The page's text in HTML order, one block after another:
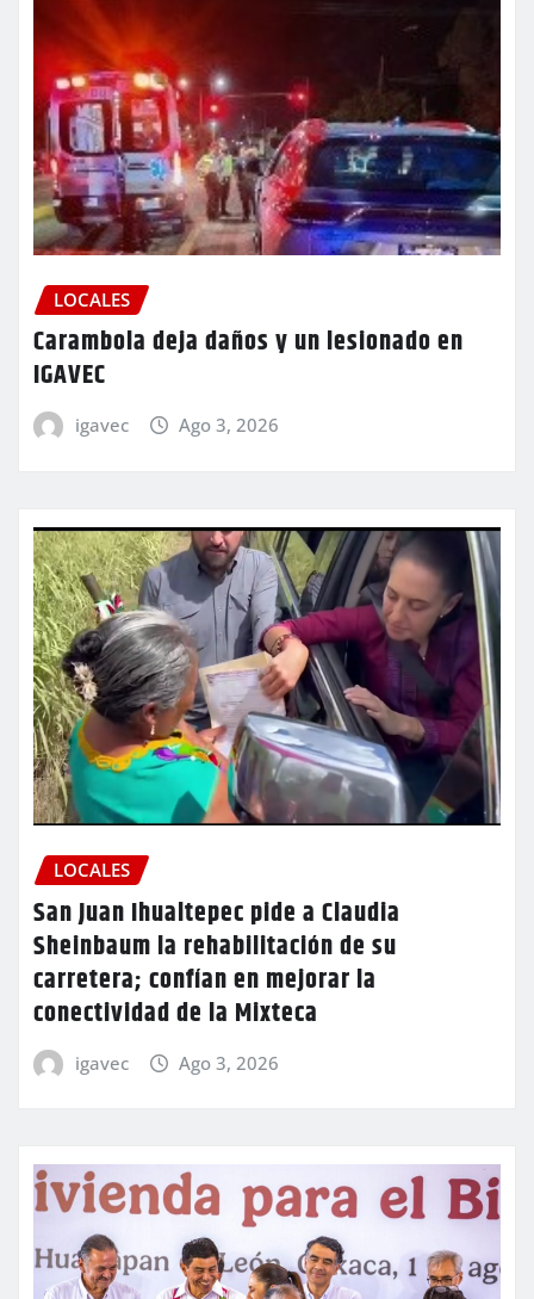
LOCALES
Carambola deja daños y un lesionado en
IGAVEC
igavec Ago 3, 2026
LOCALES
San Juan Ihualtepec pide a Claudia
Sheinbaum la rehabilitación de su
carretera; confían en mejorar la
conectividad de la Mixteca
igavec Ago 3, 2026